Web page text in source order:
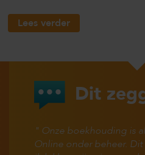
Lees verder
Dit
Onze boekhouding is
Online onder beheer.